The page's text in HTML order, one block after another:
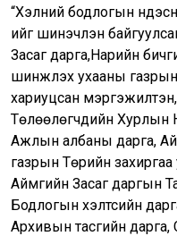
“Хэлний бодлогын
ийг шинэчлэн
Засаг дарга,Нарийн
шинжлэх ухааны
хариуцсан
Төлөөлөгчдийн Хурлын
Ажлын албаны дарга,
газрын Төрийн
Аймгийн Засаг даргын
Бодлогын хэлтсийн
Архивын тасгийн дарга,